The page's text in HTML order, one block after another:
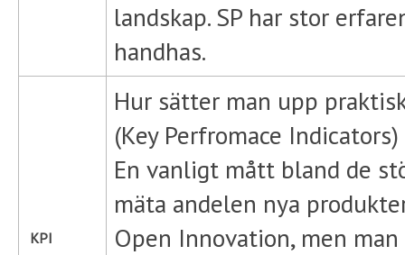
landskap. SP har stor
handhas.
KPI
Hur sätter man upp
(Key Perfromace
En vanligt mått bland de
mäta andelen nya
Open Innovation, men